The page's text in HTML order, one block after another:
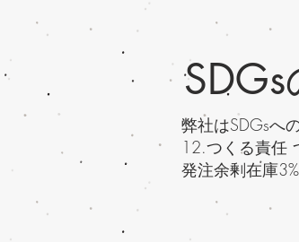
弊社はSDGsへ
12.つくる責任
発注余剰在庫